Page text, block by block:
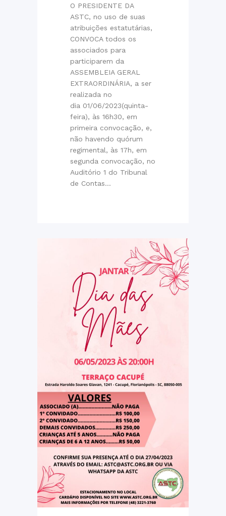
O PRESIDENTE DA
ASTC, no uso de suas
atribuições estatutárias,
CONVOCA todos os
associados para
participarem da
ASSEMBLEIA GERAL
EXTRAORDINÁRIA, a ser
realizada no
dia 01/06/2023(quinta-
feira), às 16h30, em
primeira convocação, e,
não havendo quórum
regimental, às 17h, em
segunda convocação, no
Auditório 1 do Tribunal
de Contas...